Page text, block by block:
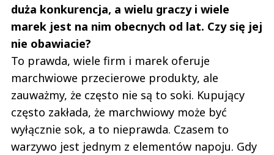
duża konkurencja, a wielu graczy i wiele
marek jest na nim obecnych od lat. Czy się jej
nie obawiacie?
To prawda, wiele firm i marek oferuje
marchwiowe przecierowe produkty, ale
zauważmy, że często nie są to soki. Kupujący
często zakłada, że marchwiowy może być
wyłącznie sok, a to nieprawda. Czasem to
warzywo jest jednym z elementów napoju. Gdy